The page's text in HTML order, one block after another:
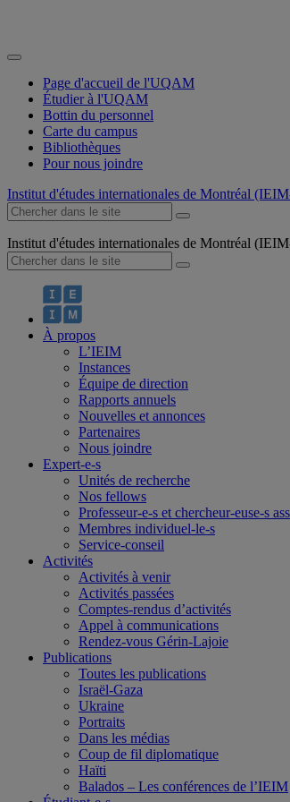
Page d'accueil de l'UQAM
Étudier à l'UQAM
Bottin du personnel
Carte du campus
Bibliothèques
Pour nous joindre
Institut d'études internationales de Montréal
Institut d'études internationales de Montréal
À propos
L’IEIM
Instances
Équipe de direction
Rapports annuels
Nouvelles et annonces
Partenaires
Nous joindre
Expert-e-s
Unités de recherche
Nos fellows
Professeur-e-s et chercheur-euse-s
Membres individuel-le-s
Service-conseil
Activités
Activités à venir
Activités passées
Comptes-rendus d’activités
Appel à communications
Rendez-vous Gérin-Lajoie
Publications
Toutes les publications
Israël-Gaza
Ukraine
Portraits
Dans les médias
Coup de fil diplomatique
Haïti
Balados – Les conférences de l’IEIM